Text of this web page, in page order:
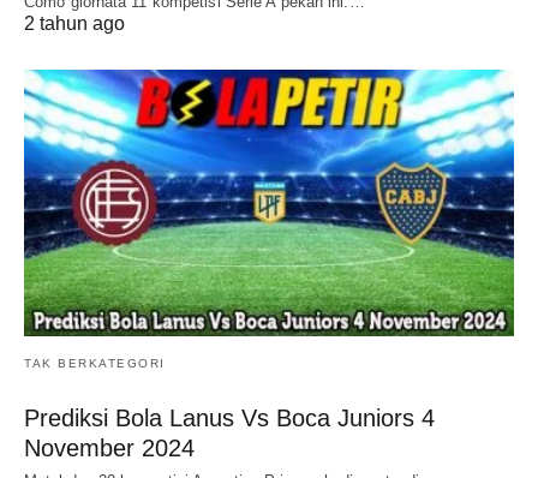
2 tahun ago
TAK BERKATEGORI
Prediksi Bola Lanus Vs Boca Juniors 4
November 2024